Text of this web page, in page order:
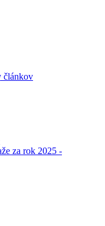
článkov
za rok 2025 -